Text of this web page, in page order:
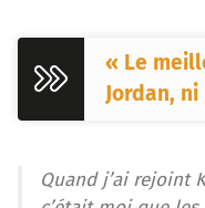
« Le
Jordan,
Quand j’ai rejoint